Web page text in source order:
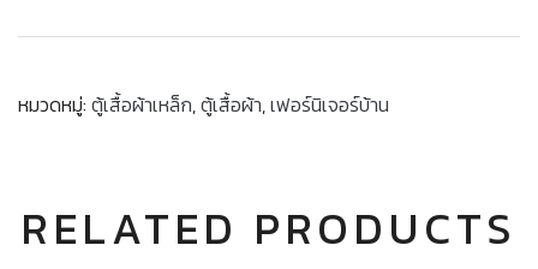
หมวดหมู่: ตู้เสื้อผ้าเหล็ก,ตู้เสื้อผ้า,เฟอร์นิเจอร์บ้าน
RELATED PRODUCTS